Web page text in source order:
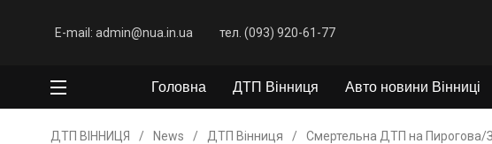
E-mail: admin@nua.in.ua тел. (093) 920-61-77
Головна ДТП Вінниця Авто новини Вінниці
ДТП ВІННИЦЯ / News / ДТП Вінниця / Смертельна ДТП на Пирогова/